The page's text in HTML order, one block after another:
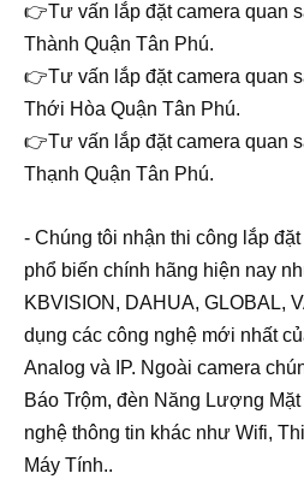
👉Tư vấn lắp đặt camera quan
Thành Quận Tân Phú.
👉Tư vấn lắp đặt camera quan
Thới Hòa Quận Tân Phú.
👉Tư vấn lắp đặt camera quan
Thạnh Quận Tân Phú.
- Chúng tôi nhận thi công lắp
phổ biến chính hãng hiện nay
KBVISION, DAHUA, GLOBAL,
dụng các công nghệ mới nhất
Analog và IP. Ngoài camera
Báo Trộm, đèn Năng Lượng
nghệ thông tin khác như Wifi,
Máy Tính..